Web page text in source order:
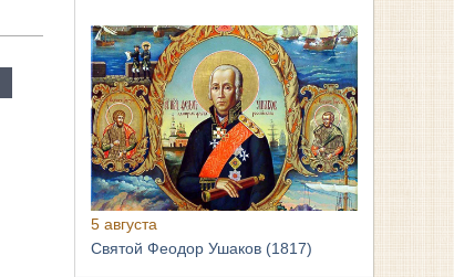
5 августа
Святой Феодор Ушаков (1817)